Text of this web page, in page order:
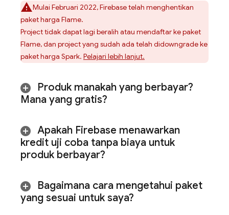
Mulai Februari 2022, Firebase telah menghentikan
paket harga Flame.
Project tidak dapat lagi beralih atau mendaftar ke paket
Flame, dan project yang sudah ada telah didowngrade ke
paket harga Spark. Pelajari lebih lanjut.
Produk manakah yang berbayar?
Mana yang gratis?
Apakah Firebase menawarkan
kredit uji coba tanpa biaya untuk
produk berbayar?
Bagaimana cara mengetahui paket
yang sesuai untuk saya?